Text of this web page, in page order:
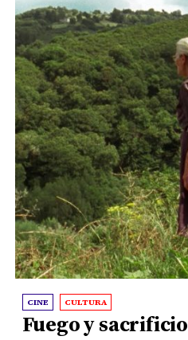
CINE CULTURA
Fuego y sacrificio